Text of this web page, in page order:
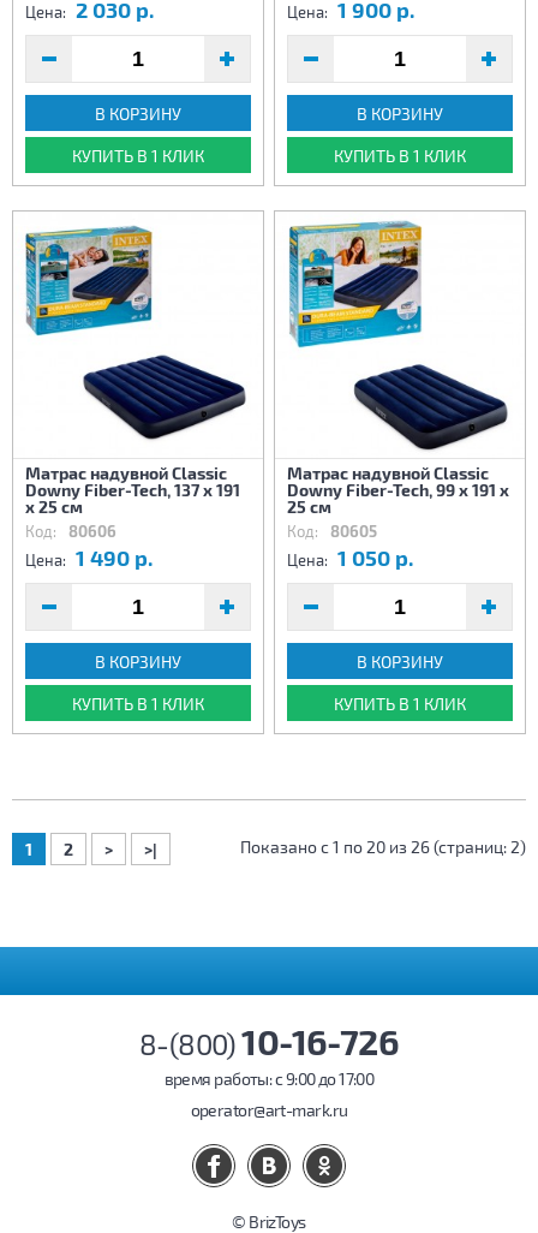
Цена: 2 030 р.
В КОРЗИНУ
КУПИТЬ В 1 КЛИК
Цена: 1 900 р.
В КОРЗИНУ
КУПИТЬ В 1 КЛИК
Матрас надувной Classic
Downy Fiber-Tech, 137 x 191
х 25 см
Код: 80606
Цена: 1 490 р.
В КОРЗИНУ
КУПИТЬ В 1 КЛИК
Матрас надувной Classic
Downy Fiber-Tech, 99 x 191 x
25 см
Код: 80605
Цена: 1 050 р.
В КОРЗИНУ
КУПИТЬ В 1 КЛИК
1 2 > >| Показано с 1 по 20 из 26 (страниц: 2)
8-(800)10-16-726
время работы: c 9:00 до 17:00
operator@art-mark.ru
© BrizToys